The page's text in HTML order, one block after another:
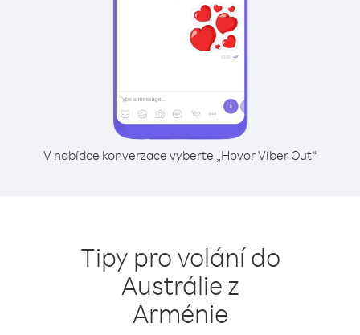
V nabídce konverzace vyberte „Hovor Viber Out“
Tipy pro volání do
Austrálie z
Arménie